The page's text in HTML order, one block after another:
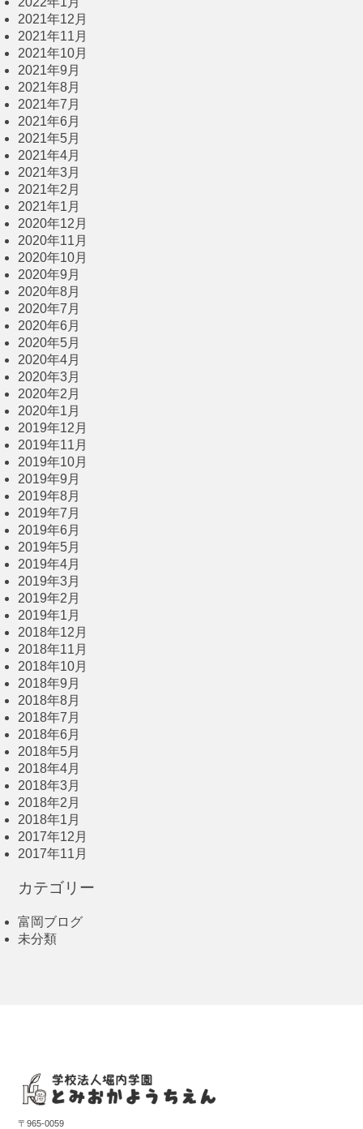
2021年12月
2021年11月
2021年10月
2021年9月
2021年8月
2021年7月
2021年6月
2021年5月
2021年4月
2021年3月
2021年2月
2021年1月
2020年12月
2020年11月
2020年10月
2020年9月
2020年8月
2020年7月
2020年6月
2020年5月
2020年4月
2020年3月
2020年2月
2020年1月
2019年12月
2019年11月
2019年10月
2019年9月
2019年8月
2019年7月
2019年6月
2019年5月
2019年4月
2019年3月
2019年2月
2019年1月
2018年12月
2018年11月
2018年10月
2018年9月
2018年8月
2018年7月
2018年6月
2018年5月
2018年4月
2018年3月
2018年2月
2018年1月
2017年12月
2017年11月
カテゴリー
富岡ブログ
未分類
〒965-0059